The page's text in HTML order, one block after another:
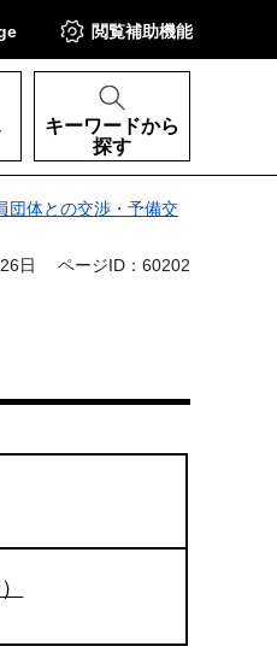
閲覧補助機能
キーワードから
探す
団体との交渉・予備交
日 ページID：60202